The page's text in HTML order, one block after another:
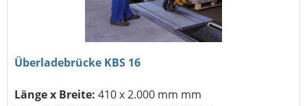
Überladebrücke KBS 16
Länge x Breite: 410 x 2.000 mm mm